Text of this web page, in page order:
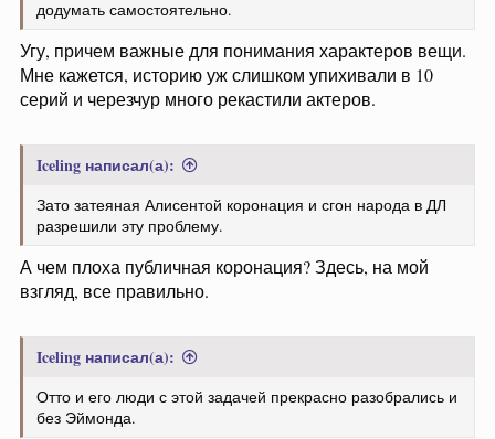
додумать самостоятельно.
Угу, причем важные для понимания характеров вещи.
Мне кажется, историю уж слишком упихивали в 10
серий и черезчур много рекастили актеров.
Iceling написал(а):
Зато затеяная Алисентой коронация и сгон народа в ДЛ
разрешили эту проблему.
А чем плоха публичная коронация? Здесь, на мой
взгляд, все правильно.
Iceling написал(а):
Отто и его люди с этой задачей прекрасно разобрались и
без Эймонда.